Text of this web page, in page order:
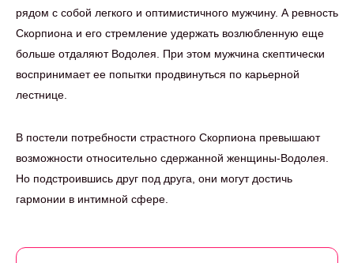
рядом с собой легкого и оптимистичного мужчину. А ревность
Скорпиона и его стремление удержать возлюбленную еще
больше отдаляют Водолея. При этом мужчина скептически
воспринимает ее попытки продвинуться по карьерной
лестнице.
В постели потребности страстного Скорпиона превышают
возможности относительно сдержанной женщины-Водолея.
Но подстроившись друг под друга, они могут достичь
гармонии в интимной сфере.